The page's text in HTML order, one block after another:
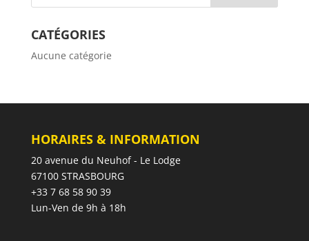
CATÉGORIES
Aucune catégorie
HORAIRES & INFORMATION
20 avenue du Neuhof - Le Lodge
67100 STRASBOURG
+33 7 68 58 90 39
Lun-Ven de 9h à 18h